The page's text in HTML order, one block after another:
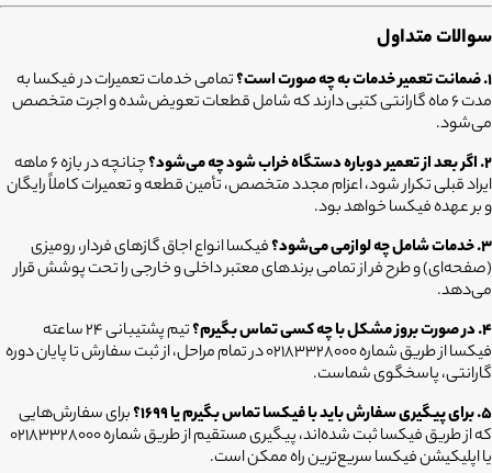
سوالات متداول
۱. ضمانت تعمیر خدمات به چه صورت است؟
تمامی خدمات تعمیرات در فیکسا به
مدت ۶ ماه گارانتی کتبی دارند که شامل قطعات تعویض‌شده و اجرت متخصص
می‌شود.
۲. اگر بعد از تعمیر دوباره دستگاه خراب شود چه می‌شود؟
چنانچه در بازه ۶ ماهه
ایراد قبلی تکرار شود، اعزام مجدد متخصص، تأمین قطعه و تعمیرات کاملاً رایگان
و بر عهده فیکسا خواهد بود.
۳. خدمات شامل چه لوازمی می‌شود؟
فیکسا انواع اجاق گازهای فردار، رومیزی
(صفحه‌ای) و طرح فر از تمامی برندهای معتبر داخلی و خارجی را تحت پوشش قرار
می‌دهد.
۴. در صورت بروز مشکل با چه کسی تماس بگیرم؟
تیم پشتیبانی ۲۴ ساعته
فیکسا از طریق شماره ۰۲۱۸۳۳۲۸۰۰۰ در تمام مراحل، از ثبت سفارش تا پایان دوره
گارانتی، پاسخگوی شماست.
۵. برای پیگیری سفارش باید با فیکسا تماس بگیرم یا ۱۶۹۹؟
برای سفارش‌هایی
که از طریق فیکسا ثبت شده‌اند، پیگیری مستقیم از طریق شماره ۰۲۱۸۳۳۲۸۰۰۰
یا اپلیکیشن فیکسا سریع‌ترین راه ممکن است.